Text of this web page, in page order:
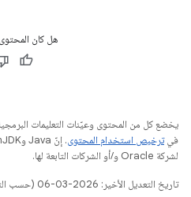
هل كان
يخضع كل من المحتوى وعيّنات التعليمات
فيترخيص استخدام المحتوى
لشركة Oracle و/أو الشركات التابعة لها.
تاريخ التعديل الأخير: 2026-03-06 (حسب التوقيت العالمي المتفَّق عليه)